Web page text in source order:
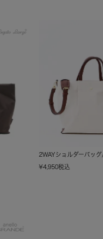
2WAYショルダーバッ
¥4,950税込